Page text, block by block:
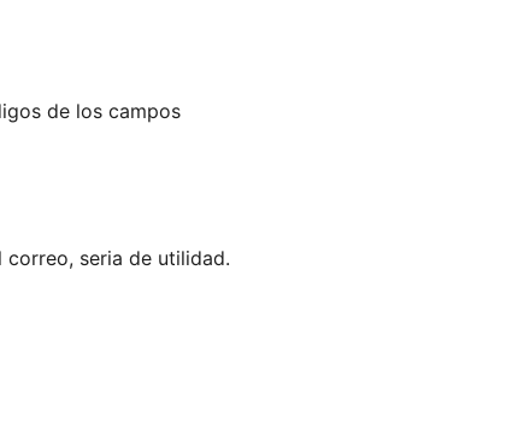
de los campos
correo, seria de utilidad.